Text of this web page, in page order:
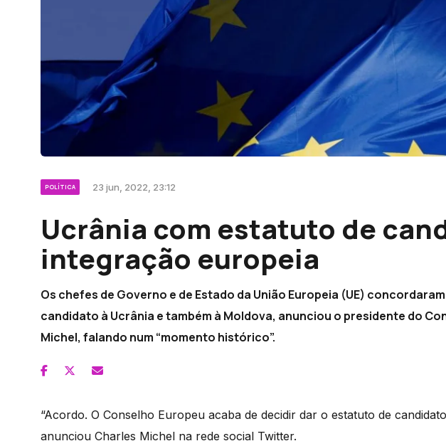
POLÍTICA 23 jun, 2022, 23:12
Ucrânia com estatuto de
integração europeia
Os chefes de Governo e de Estado da União Europeia (UE)
candidato à Ucrânia e também à Moldova, anunciou o presidente do
Michel, falando num “momento histórico”.
“Acordo. O Conselho Europeu acaba de decidir dar o estatuto de
anunciou Charles Michel na rede social Twitter.